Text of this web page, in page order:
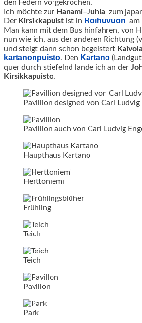
den Federn vorgekrochen.
Ich möchte zur Hanami–Juhla, zum
Der Kirsikkapuist ist in Roihuvuori am
Man kann mit dem Bus hinfahren, von
nun wie ich, aus der anderen Richtung
und steigt dann schon begeistert
kartanonpuisto. Den Kartano
quer durch stiefelnd lande ich an der
Kirsikkapuisto.
Pavillion designed von Carl
Pavillion auch von Carl Ludvig
Haupthaus Kartano
Herttoniemi
Frühling
Teich
Teich
Pavillon
Park